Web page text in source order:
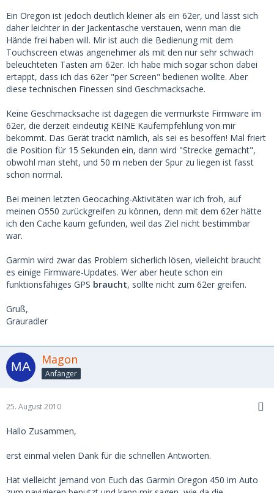
Ein Oregon ist jedoch deutlich kleiner als ein 62er, und lässt sich
daher leichter in der Jackentasche verstauen, wenn man die
Hände frei haben will. Mir ist auch die Bedienung mit dem
Touchscreen etwas angenehmer als mit den nur sehr schwach
beleuchteten Tasten am 62er. Ich habe mich sogar schon dabei
ertappt, dass ich das 62er "per Screen" bedienen wollte. Aber
diese technischen Finessen sind Geschmacksache.
Keine Geschmacksache ist dagegen die vermurkste Firmware im
62er, die derzeit eindeutig KEINE Kaufempfehlung von mir
bekommt. Das Gerät trackt nämlich, als sei es besoffen! Mal friert
die Position für 15 Sekunden ein, dann wird "Strecke gemacht",
obwohl man steht, und 50 m neben der Spur zu liegen ist fasst
schon normal.
Bei meinen letzten Geocaching-Aktivitäten war ich froh, auf
meinen O550 zurückgreifen zu können, denn mit dem 62er hätte
ich den Cache kaum gefunden, weil das Ziel nicht bestimmbar
war.
Garmin wird zwar das Problem sicherlich lösen, vielleicht braucht
es einige Firmware-Updates. Wer aber heute schon ein
funktionsfähiges GPS braucht, sollte nicht zum 62er greifen.
Gruß,
Grauradler
Magon
Anfänger
25. August 2010
Hallo Zusammen,
erst einmal vielen Dank für die schnellen Antworten.
Hat vielleicht jemand von Euch das Garmin Oregon 450 im Auto